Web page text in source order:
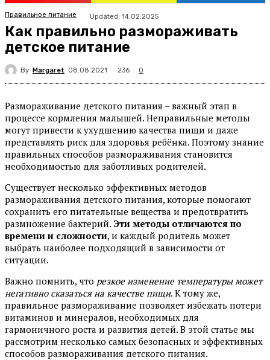
Правильное питание Updated: 14.02.2025
Как правильно размораживать
детское питание
By Margaret 08.08.2021 236 0
Размораживание детского питания – важный этап в
процессе кормления малышей. Неправильные методы
могут привести к ухудшению качества пищи и даже
представлять риск для здоровья ребёнка. Поэтому знание
правильных способов размораживания становится
необходимостью для заботливых родителей.
Существует несколько эффективных методов
размораживания детского питания, которые помогают
сохранить его питательные вещества и предотвратить
размножение бактерий. Эти методы отличаются по
времени и сложности, и каждый родитель может
выбрать наиболее подходящий в зависимости от
ситуации.
Важно помнить, что резкое изменение температуры может
негативно сказаться на качестве пищи. К тому же,
правильное размораживание позволяет избежать потери
витаминов и минералов, необходимых для
гармоничного роста и развития детей. В этой статье мы
рассмотрим несколько самых безопасных и эффективных
способов размораживания детского питания.